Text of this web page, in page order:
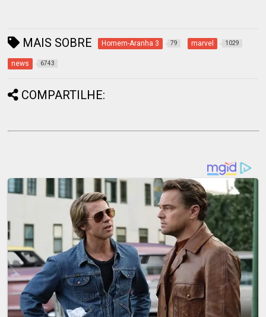
MAIS SOBRE Homem-Aranha 3 79 marvel 1029
news 6743
COMPARTILHE: